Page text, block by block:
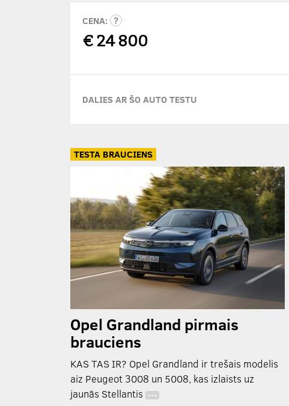
CENA:
€ 24 800
DALIES AR ŠO AUTO TESTU
TESTA BRAUCIENS
Opel Grandland pirmais
brauciens
KAS TAS IR? Opel Grandland ir trešais modelis
aiz Peugeot 3008 un 5008, kas izlaists uz
jaunās Stellantis …